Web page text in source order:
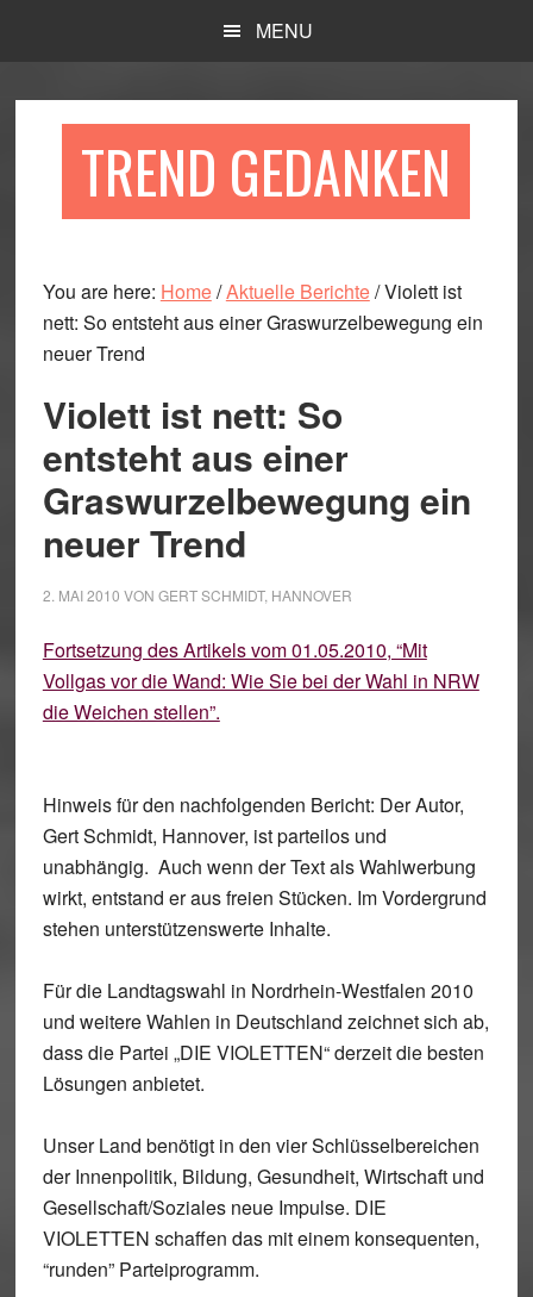
content
sidebar
MENU
TREND GEDANKEN
You are here: Home/Aktuelle Berichte/Violett ist
nett: So entsteht aus einer Graswurzelbewegung ein
neuer Trend
Violett ist nett: So
entsteht aus einer
Graswurzelbewegung ein
neuer Trend
2. MAI 2010 VON GERT SCHMIDT, HANNOVER
Fortsetzung des Artikels vom 01.05.2010, “Mit
Vollgas vor die Wand: Wie Sie bei der Wahl in NRW
die Weichen stellen”.
Hinweis für den nachfolgenden Bericht: Der Autor,
Gert Schmidt, Hannover, ist parteilos und
unabhängig. Auch wenn der Text als Wahlwerbung
wirkt, entstand er aus freien Stücken. Im Vordergrund
stehen unterstützenswerte Inhalte.
Für die Landtagswahl in Nordrhein-Westfalen 2010
und weitere Wahlen in Deutschland zeichnet sich ab,
dass die Partei „DIE VIOLETTEN“ derzeit die besten
Lösungen anbietet.
Unser Land benötigt in den vier Schlüsselbereichen
der Innenpolitik, Bildung, Gesundheit, Wirtschaft und
Gesellschaft/Soziales neue Impulse. DIE
VIOLETTEN schaffen das mit einem konsequenten,
“runden” Parteiprogramm.